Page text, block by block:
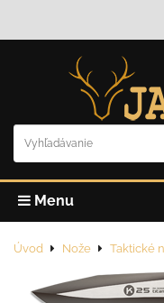
Menu
Úvod Nože Taktické